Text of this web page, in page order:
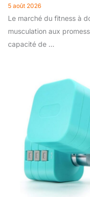
5 août 2026
Le marché du fitness à
musculation aux
capacité de ...